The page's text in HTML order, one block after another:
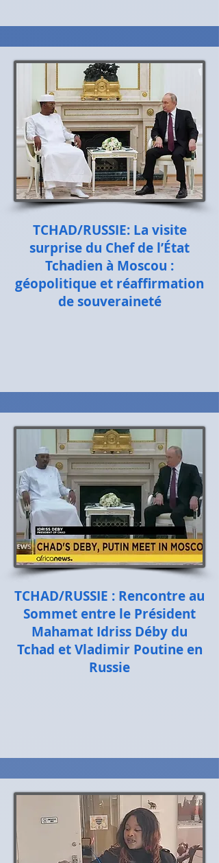
TCHAD/RUSSIE: La visite
surprise du Chef de l’État
Tchadien à Moscou :
géopolitique et réaffirmation
de souveraineté
TCHAD/RUSSIE : Rencontre au
Sommet entre le Président
Mahamat Idriss Déby du
Tchad et Vladimir Poutine en
Russie